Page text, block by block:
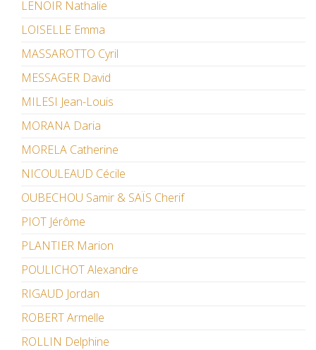
LENOIR Nathalie
LOISELLE Emma
MASSAROTTO Cyril
MESSAGER David
MILESI Jean-Louis
MORANA Daria
MORELA Catherine
NICOULEAUD Cécile
OUBECHOU Samir & SAÏS Cherif
PIOT Jérôme
PLANTIER Marion
POULICHOT Alexandre
RIGAUD Jordan
ROBERT Armelle
ROLLIN Delphine